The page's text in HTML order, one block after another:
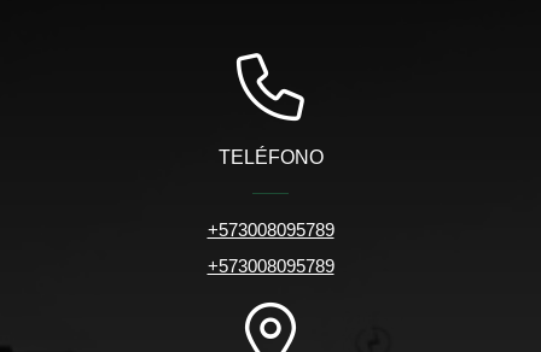
TELÉFONO
+573008095789
+573008095789